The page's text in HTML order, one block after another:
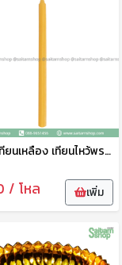
เทียน เทียนเหลือง เทียนไหว้พระ เทียนจุดบูชา เทียนไข เทียนสั้น ตราเพิ่มบุญนำโชค
/ โหล เพิ่ม